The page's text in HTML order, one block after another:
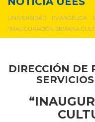
UNIVERSIDAD EVANGÉLICA
“INAUGURACIÓN SEMANA
DIRECCIÓN DE